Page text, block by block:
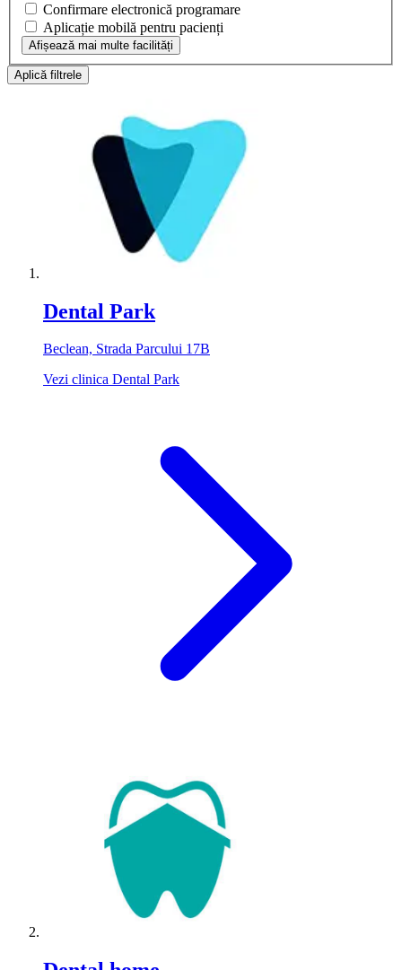
Confirmare electronică programare
Aplicație mobilă pentru pacienți
Afișează mai multe facilități
Aplică filtrele
Dental Park
Beclean, Strada Parcului 17B
Vezi clinica Dental Park